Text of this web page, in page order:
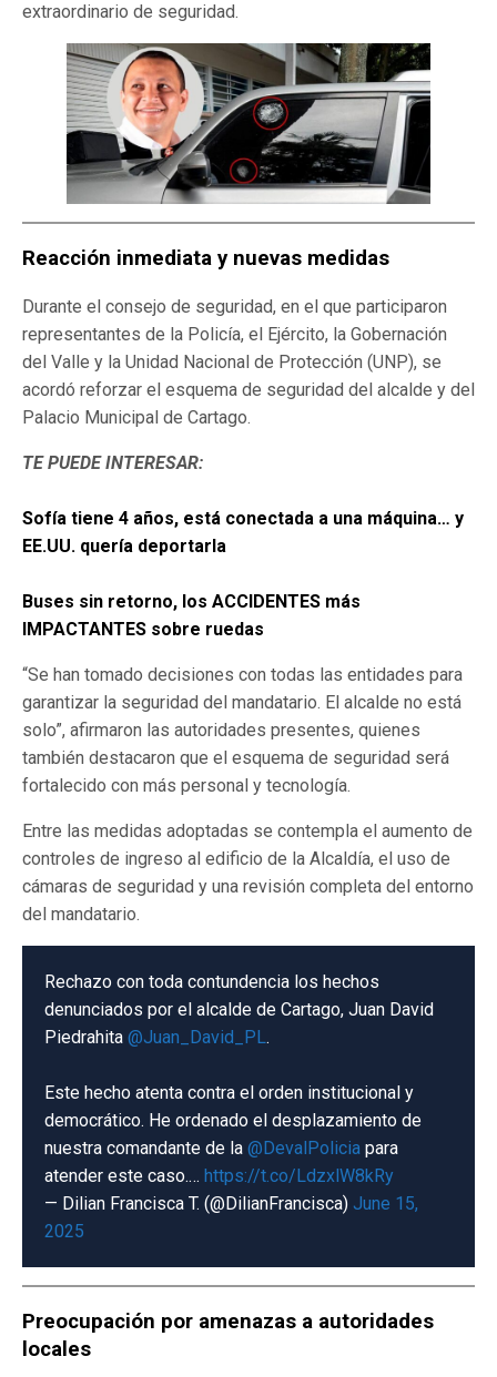
extraordinario de seguridad.
Reacción inmediata y nuevas medidas
Durante el consejo de seguridad, en el que participaron
representantes de la Policía, el Ejército, la Gobernación
del Valle y la Unidad Nacional de Protección (UNP), se
acordó reforzar el esquema de seguridad del alcalde y del
Palacio Municipal de Cartago.
TE PUEDE INTERESAR:
Sofía tiene 4 años, está conectada a una máquina… y
EE.UU. quería deportarla
Buses sin retorno, los ACCIDENTES más
IMPACTANTES sobre ruedas
“Se han tomado decisiones con todas las entidades para
garantizar la seguridad del mandatario. El alcalde no está
solo”, afirmaron las autoridades presentes, quienes
también destacaron que el esquema de seguridad será
fortalecido con más personal y tecnología.
Entre las medidas adoptadas se contempla el aumento de
controles de ingreso al edificio de la Alcaldía, el uso de
cámaras de seguridad y una revisión completa del entorno
del mandatario.
Rechazo con toda contundencia los hechos
denunciados por el alcalde de Cartago, Juan David
Piedrahita @Juan_David_PL.
Este hecho atenta contra el orden institucional y
democrático. He ordenado el desplazamiento de
nuestra comandante de la @DevalPolicia para
atender este caso.… https://t.co/LdzxlW8kRy
— Dilian Francisca T. (@DilianFrancisca) June 15,
2025
Preocupación por amenazas a autoridades
locales